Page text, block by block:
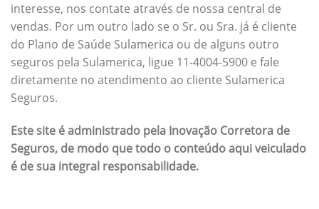
interesse, nos contate através de nossa central de
vendas. Por um outro lado se o Sr. ou Sra. já é cliente
do Plano de Saúde Sulamerica ou de alguns outro
seguros pela Sulamerica, ligue 11-4004-5900 e fale
diretamente no atendimento ao cliente Sulamerica
Seguros.
Este site é administrado pela Inovação Corretora de
Seguros, de modo que todo o conteúdo aqui veiculado
é de sua integral responsabilidade.